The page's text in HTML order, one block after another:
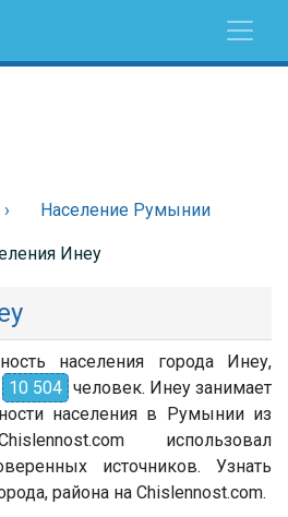
Население Румынии
Инеу
населения города Инеу,
10 504 человек. Инеу занимает
населения в Румынии из
использовал
источников. Узнать
района на Chislennost.com.